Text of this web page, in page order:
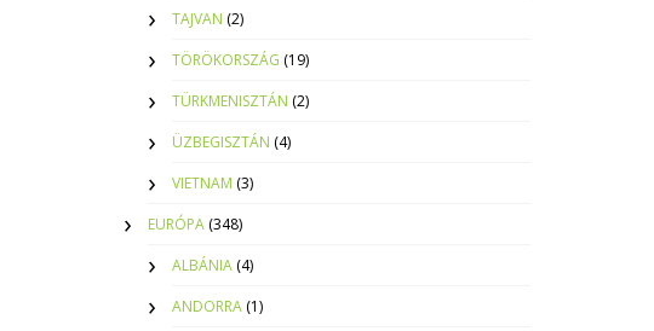
TAJVAN (2)
TÖRÖKORSZÁG (19)
TÜRKMENISZTÁN (2)
ÜZBEGISZTÁN (4)
VIETNAM (3)
EURÓPA (348)
ALBÁNIA (4)
ANDORRA (1)